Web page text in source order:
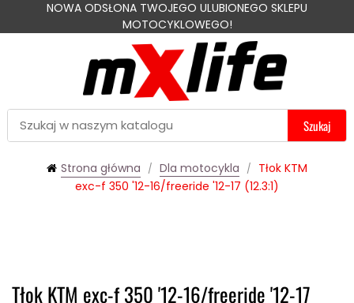
NOWA ODSŁONA TWOJEGO ULUBIONEGO SKLEPU
MOTOCYKLOWEGO!
Szukaj
Strona główna Dla motocykla
Tłok KTM
exc-f 350 '12-16/freeride '12-17 (12.3:1)
Tłok KTM exc-f 350 '12-16/freeride '12-17